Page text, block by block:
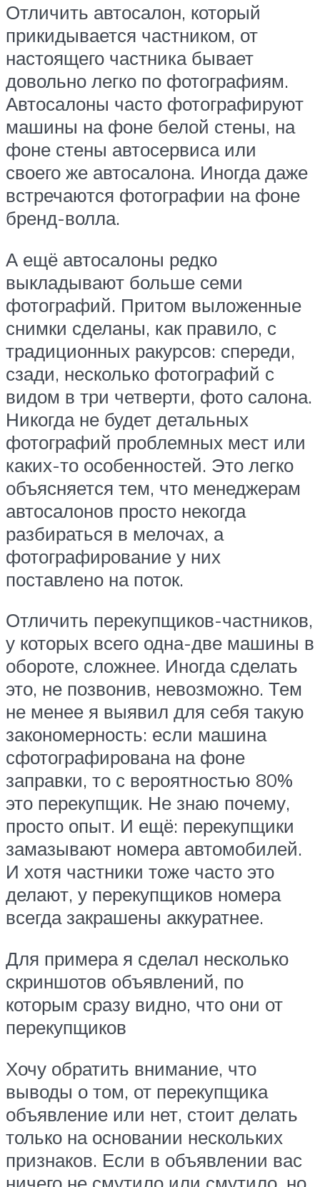
Отличить автосалон, который
прикидывается частником, от
настоящего частника бывает
довольно легко по фотографиям.
Автосалоны часто фотографируют
машины на фоне белой стены, на
фоне стены автосервиса или
своего же автосалона. Иногда даже
встречаются фотографии на фоне
бренд-волла.
А ещё автосалоны редко
выкладывают больше семи
фотографий. Притом выложенные
снимки сделаны, как правило, с
традиционных ракурсов: спереди,
сзади, несколько фотографий с
видом в три четверти, фото салона.
Никогда не будет детальных
фотографий проблемных мест или
каких-то особенностей. Это легко
объясняется тем, что менеджерам
автосалонов просто некогда
разбираться в мелочах, а
фотографирование у них
поставлено на поток.
Отличить перекупщиков-частников,
у которых всего одна-две машины в
обороте, сложнее. Иногда сделать
это, не позвонив, невозможно. Тем
не менее я выявил для себя такую
закономерность: если машина
сфотографирована на фоне
заправки, то с вероятностью 80%
это перекупщик. Не знаю почему,
просто опыт. И ещё: перекупщики
замазывают номера автомобилей.
И хотя частники тоже часто это
делают, у перекупщиков номера
всегда закрашены аккуратнее.
Для примера я сделал несколько
скриншотов объявлений, по
которым сразу видно, что они от
перекупщиков
Хочу обратить внимание, что
выводы о том, от перекупщика
объявление или нет, стоит делать
только на основании нескольких
признаков. Если в объявлении вас
ничего не смутило или смутило, но